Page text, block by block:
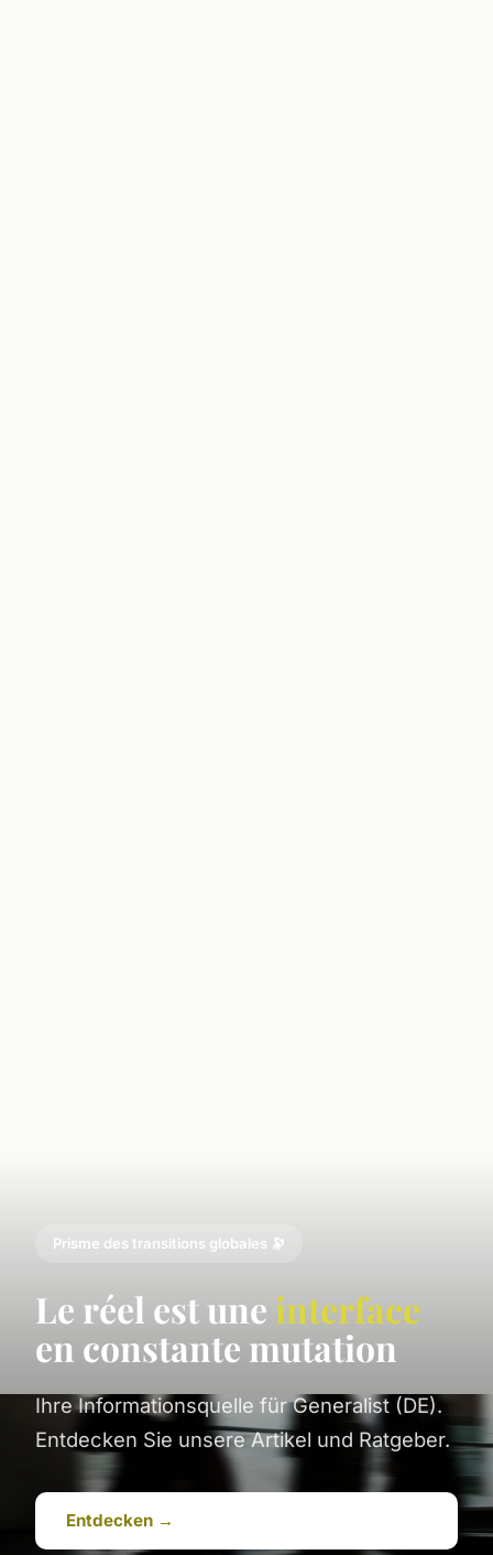
Prisme des transitions globales 🔭
Le réel est une interface
en constante mutation
Ihre Informationsquelle für Generalist (DE).
Entdecken Sie unsere Artikel und Ratgeber.
Entdecken →